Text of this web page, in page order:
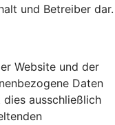
und Betreiber dar.
Website und der
Daten
ausschließlich